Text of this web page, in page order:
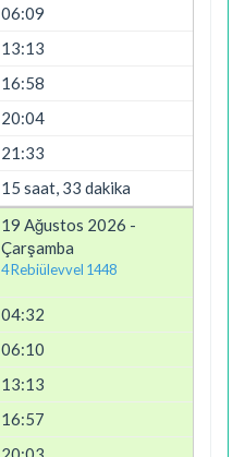
06:09
13:13
16:58
20:04
21:33
15 saat, 33 dakika
19 Ağustos 2026 -
Çarşamba
4 Rebiülevvel 1448
04:32
06:10
13:13
16:57